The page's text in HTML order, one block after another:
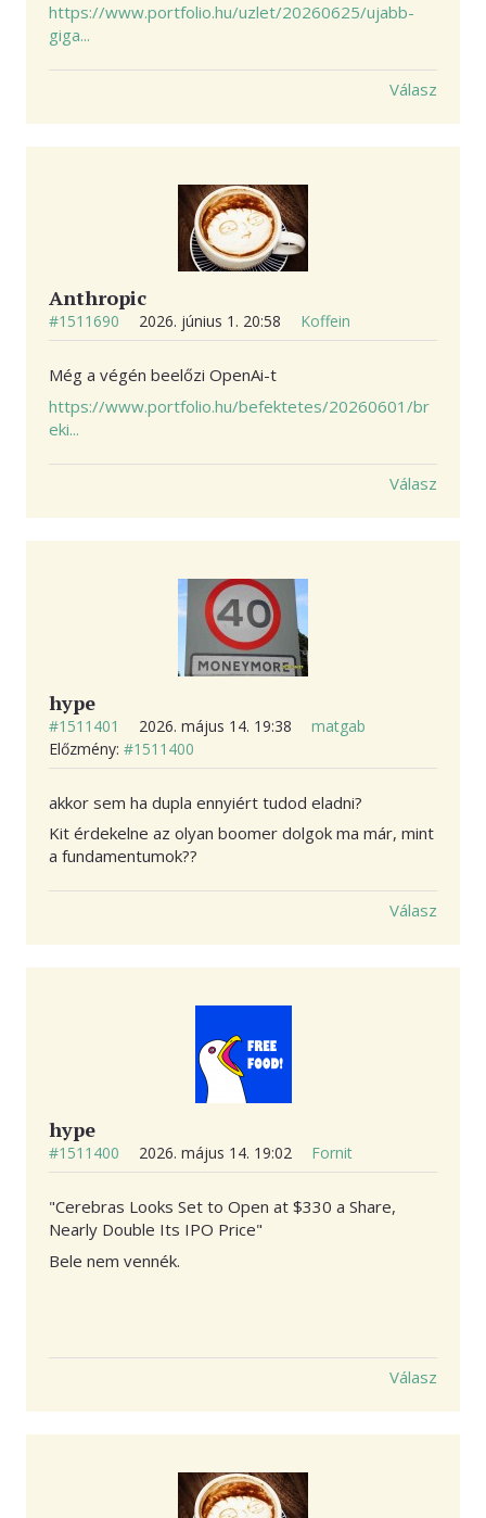
https://www.portfolio.hu/uzlet/20260625/ujabb-
giga...
Válasz
Anthropic
#1511690 2026. június 1. 20:58 Koffein
Még a végén beelőzi OpenAi-t
https://www.portfolio.hu/befektetes/20260601/br
eki...
Válasz
hype
#1511401 2026. május 14. 19:38
matgab
Előzmény: #1511400
akkor sem ha dupla ennyiért tudod eladni?
Kit érdekelne az olyan boomer dolgok ma már, mint
a fundamentumok??
Válasz
hype
#1511400 2026. május 14. 19:02 Fornit
"Cerebras Looks Set to Open at $330 a Share,
Nearly Double Its IPO Price"
Bele nem vennék.
Válasz